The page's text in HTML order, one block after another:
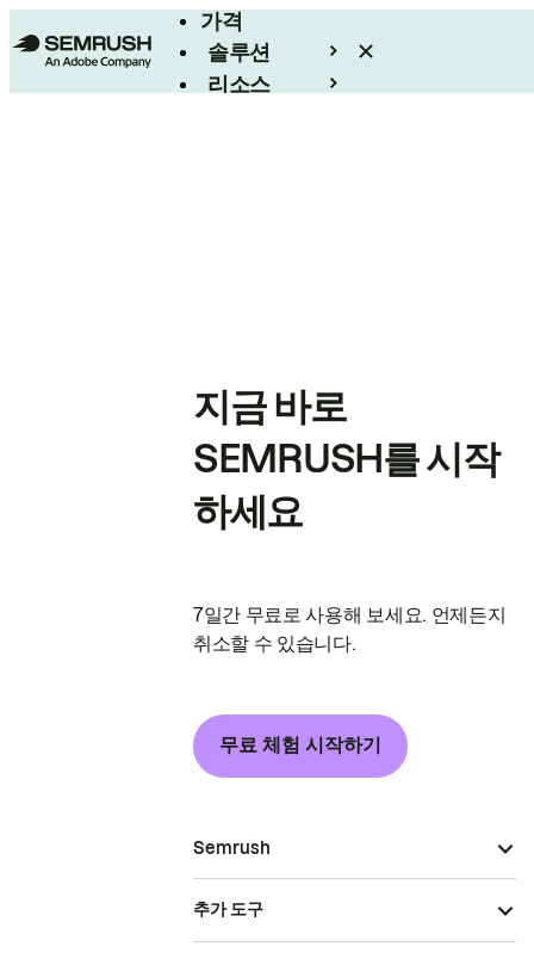
가격
솔루션
리소스
지금 바로
SEMRUSH를 시작
하세요
7일간 무료로 사용해 보세요. 언제든지
취소할 수 있습니다.
무료 체험 시작하기
Semrush
추가 도구